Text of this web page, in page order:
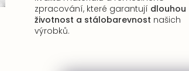
zpracování, které garantují dlouhou
životnost a stálobarevnost našich
výrobků.